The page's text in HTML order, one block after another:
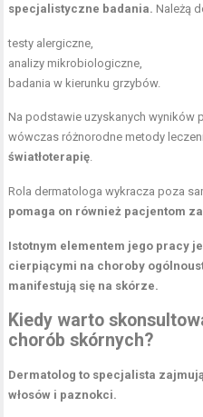
specjalistyczne badania. Należą
testy alergiczne,
analizy mikrobiologiczne,
badania w kierunku grzybów.
Na podstawie uzyskanych wyników
wówczas różnorodne metody
światłoterapię.
Rola dermatologa wykracza poza
pomaga on również pacjentom
Istotnym elementem jego pracy
cierpiącymi na choroby
manifestują się na skórze.
Kiedy warto
chorób skórnych?
Dermatolog to specjalista
włosów i paznokci.